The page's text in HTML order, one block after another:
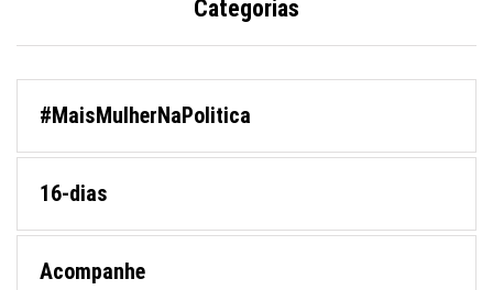
Categorias
#MaisMulherNaPolitica
16-dias
Acompanhe